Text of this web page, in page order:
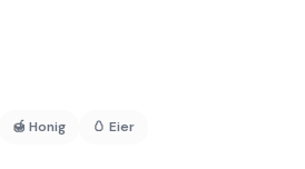
🍯 Honig 🥚 Eier